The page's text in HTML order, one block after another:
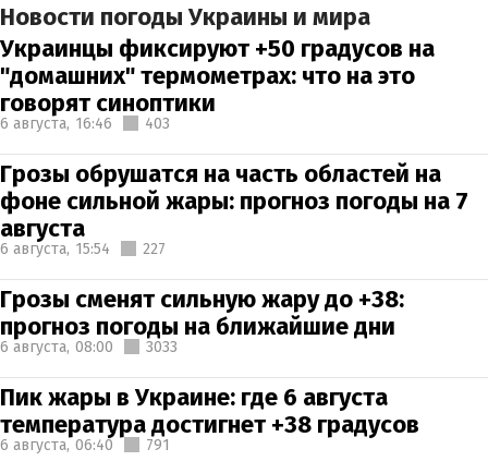
Новости погоды Украины и мира
Украинцы фиксируют +50 градусов на
"домашних" термометрах: что на это
говорят синоптики
6 августа, 16:46 403
Грозы обрушатся на часть областей на
фоне сильной жары: прогноз погоды на 7
августа
6 августа, 15:54 227
Грозы сменят сильную жару до +38:
прогноз погоды на ближайшие дни
6 августа, 08:00 3033
Пик жары в Украине: где 6 августа
температура достигнет +38 градусов
6 августа, 06:40 791